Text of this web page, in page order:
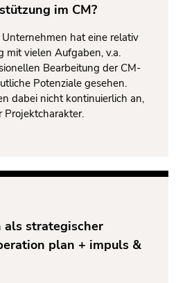
im CM?
hat eine relativ
mit vielen Aufgaben, v.a.
Bearbeitung der CM-
Potenziale gesehen.
dabei nicht kontinuierlich an,
Projektcharakter.
als strategischer
plan + impuls &